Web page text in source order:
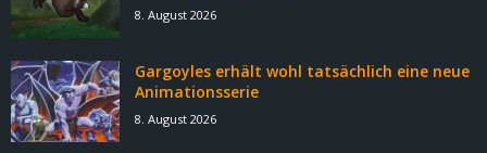
8. August 2026
Gargoyles erhält wohl tatsächlich eine neue
Animationsserie
8. August 2026